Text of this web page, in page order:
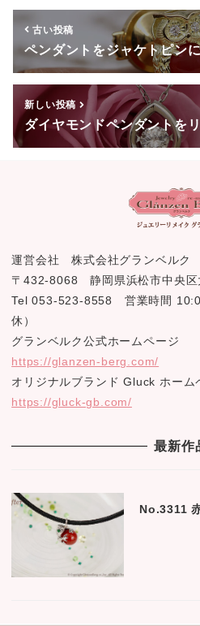
古い投稿
ペンダントをジャケトピン
新しい投稿
ダイヤモンドペンダントを
運営会社 株式会社グランベルク
〒432-8068 静岡県浜松市中央区
Tel 053-523-8558 営業時間
休）
グランベルク公式ホームページ
https://glanzen-berg.com/
オリジナルブランド Gluck ホーム
https://gluck-gb.com/
最新作
No.3311